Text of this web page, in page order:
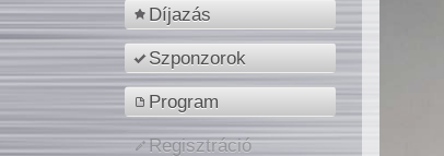
Díjazás
Szponzorok
Program
Regisztráció